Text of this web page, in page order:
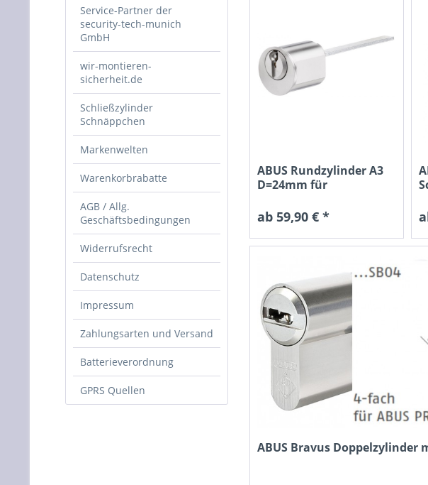
Service-Partner der
security-tech-munich
GmbH
wir-montieren-
sicherheit.de
Schließzylinder
Schnäppchen
Markenwelten
Warenkorbrabatte
AGB / Allg.
Geschäftsbedingungen
Widerrufsrecht
Datenschutz
Impressum
Zahlungsarten und Versand
Batterieverordnung
GPRS Quellen
ABUS Rundzylinder A3
D=24mm für
ab 59,90 € *
ABUS Bravus Doppelzylinder